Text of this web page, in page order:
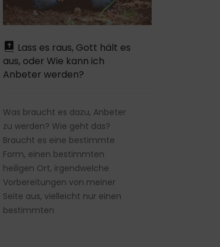
Lass es raus, Gott hält es
aus, oder Wie kann ich
Anbeter werden?
Was braucht es dazu, Anbeter
zu werden? Wie geht das?
Braucht es eine bestimmte
Form, einen bestimmten
heiligen Ort, irgendwelche
Vorbereitungen von meiner
Seite aus, vielleicht nur einen
bestimmten